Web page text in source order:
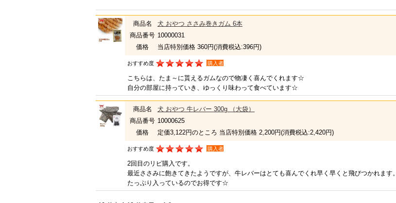
商品名
犬 おやつ ささみ巻きガム 6本
商品番号 10000031
価格
当店特別価格 360円(消費税込:396円)
おすすめ度 購入者
こちらは、たま～に貰えるガムなので物凄く喜んでくれます☆
自分の部屋に持っていき、ゆっくり味わって食べています☆
商品名
犬 おやつ 牛レバー 300g （大袋）
商品番号 10000625
価格
定価3,122円のところ 当店特別価格 2,200円(消費税込:2,420円)
おすすめ度 購入者
2回目のリピ購入です。
最近ささみに飽きてきたようですが、牛レバーはとても喜んでくれ早く早くと飛びつかれます。
たっぷり入っているのでお得です☆